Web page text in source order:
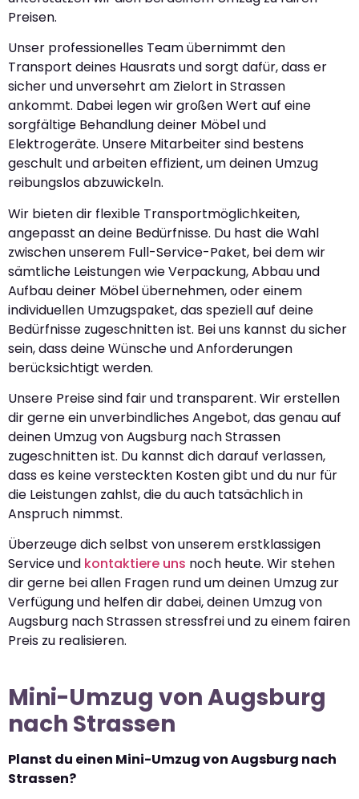
Preisen.
Unser professionelles Team übernimmt den
Transport deines Hausrats und sorgt dafür, dass er
sicher und unversehrt am Zielort in Strassen
ankommt. Dabei legen wir großen Wert auf eine
sorgfältige Behandlung deiner Möbel und
Elektrogeräte. Unsere Mitarbeiter sind bestens
geschult und arbeiten effizient, um deinen Umzug
reibungslos abzuwickeln.
Wir bieten dir flexible Transportmöglichkeiten,
angepasst an deine Bedürfnisse. Du hast die Wahl
zwischen unserem Full-Service-Paket, bei dem wir
sämtliche Leistungen wie Verpackung, Abbau und
Aufbau deiner Möbel übernehmen, oder einem
individuellen Umzugspaket, das speziell auf deine
Bedürfnisse zugeschnitten ist. Bei uns kannst du sicher
sein, dass deine Wünsche und Anforderungen
berücksichtigt werden.
Unsere Preise sind fair und transparent. Wir erstellen
dir gerne ein unverbindliches Angebot, das genau auf
deinen Umzug von Augsburg nach Strassen
zugeschnitten ist. Du kannst dich darauf verlassen,
dass es keine versteckten Kosten gibt und du nur für
die Leistungen zahlst, die du auch tatsächlich in
Anspruch nimmst.
Überzeuge dich selbst von unserem erstklassigen
Service und kontaktiere uns noch heute. Wir stehen
dir gerne bei allen Fragen rund um deinen Umzug zur
Verfügung und helfen dir dabei, deinen Umzug von
Augsburg nach Strassen stressfrei und zu einem fairen
Preis zu realisieren.
Mini-Umzug von Augsburg
nach Strassen
Planst du einen Mini-Umzug von Augsburg nach
Strassen?